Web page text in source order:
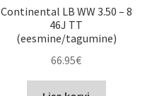
Continental LB WW 3.50 – 8
46J TT
(eesmine/tagumine)
66.95€